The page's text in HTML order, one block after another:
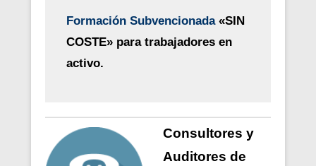
Formación Subvencionada «SIN
COSTE» para trabajadores en
activo.
Consultores y
Auditores de